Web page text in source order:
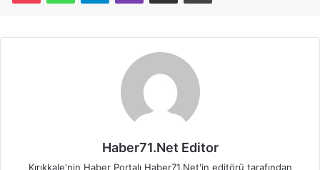
Haber71.Net Editor
Kırıkkale'nin Haber Portalı Haber71.Net'in editörü tarafından